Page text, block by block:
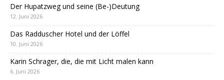
Der Hupatzweg und seine (Be-)Deutung
12. Juni 2026
Das Radduscher Hotel und der Löffel
10. Juni 2026
Karin Schrager, die, die mit Licht malen kann
6. Juni 2026